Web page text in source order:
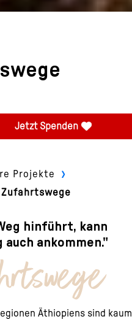
Jetzt Spenden
Projekte ›
hinführt, kann
ankommen."
Äthiopiens sind kaum